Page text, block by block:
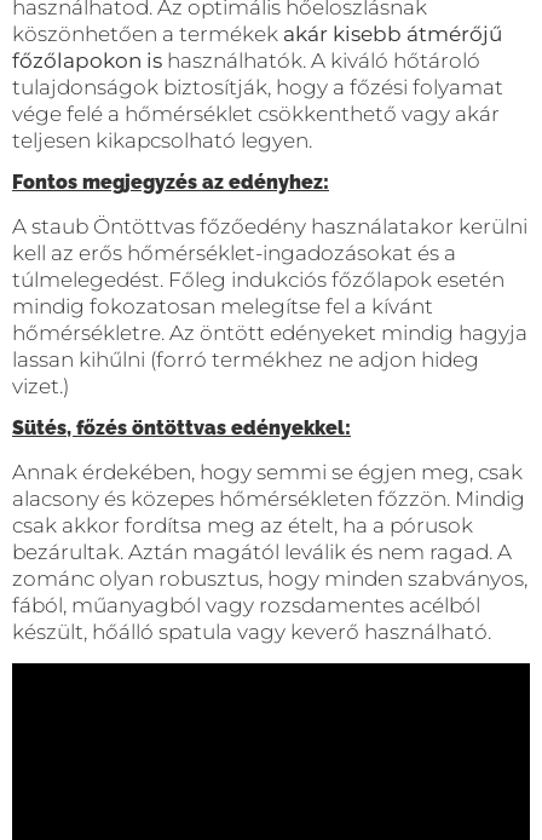
használhatod. Az optimális hőeloszlásnak
köszönhetően a termékek akár kisebb átmérőjű
főzőlapokon is használhatók. A kiváló hőtároló
tulajdonságok biztosítják, hogy a főzési folyamat
vége felé a hőmérséklet csökkenthető vagy akár
teljesen kikapcsolható legyen.
Fontos megjegyzés az edényhez:
A staub Öntöttvas főzőedény használatakor kerülni
kell az erős hőmérséklet-ingadozásokat és a
túlmelegedést. Főleg indukciós főzőlapok esetén
mindig fokozatosan melegítse fel a kívánt
hőmérsékletre. Az öntött edényeket mindig hagyja
lassan kihűlni (forró termékhez ne adjon hideg
vizet.)
Sütés, főzés öntöttvas edényekkel:
Annak érdekében, hogy semmi se égjen meg, csak
alacsony és közepes hőmérsékleten főzzön. Mindig
csak akkor fordítsa meg az ételt, ha a pórusok
bezárultak. Aztán magától leválik és nem ragad. A
zománc olyan robusztus, hogy minden szabványos,
fából, műanyagból vagy rozsdamentes acélból
készült, hőálló spatula vagy keverő használható.